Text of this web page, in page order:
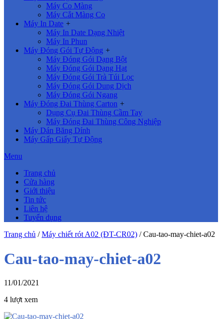
Máy Co Màng
Máy Cắt Màng Co
Máy In Date +
Máy In Date Dạng Nhiệt
Máy In Phun
Máy Đóng Gói Tự Động +
Máy Đóng Gói Dạng Bột
Máy Đóng Gói Dạng Hạt
Máy Đóng Gói Trà Túi Lọc
Máy Đóng Gói Dung Dịch
Máy Đóng Gói Ngang
Máy Đóng Đai Thùng Carton +
Dụng Cụ Đai Thùng Cầm Tay
Máy Đóng Đai Thùng Công Nghiệp
Máy Dán Băng Dính
Máy Gấp Giấy Tự Động
Menu
Trang chủ
Cửa hàng
Giới thiệu
Tin tức
Liên hệ
Tuyển dụng
Trang chủ /Máy chiết rót A02 (ĐT-CR02) /Cau-tao-may-chiet-a02
Cau-tao-may-chiet-a02
11/01/2021
4 lượt xem